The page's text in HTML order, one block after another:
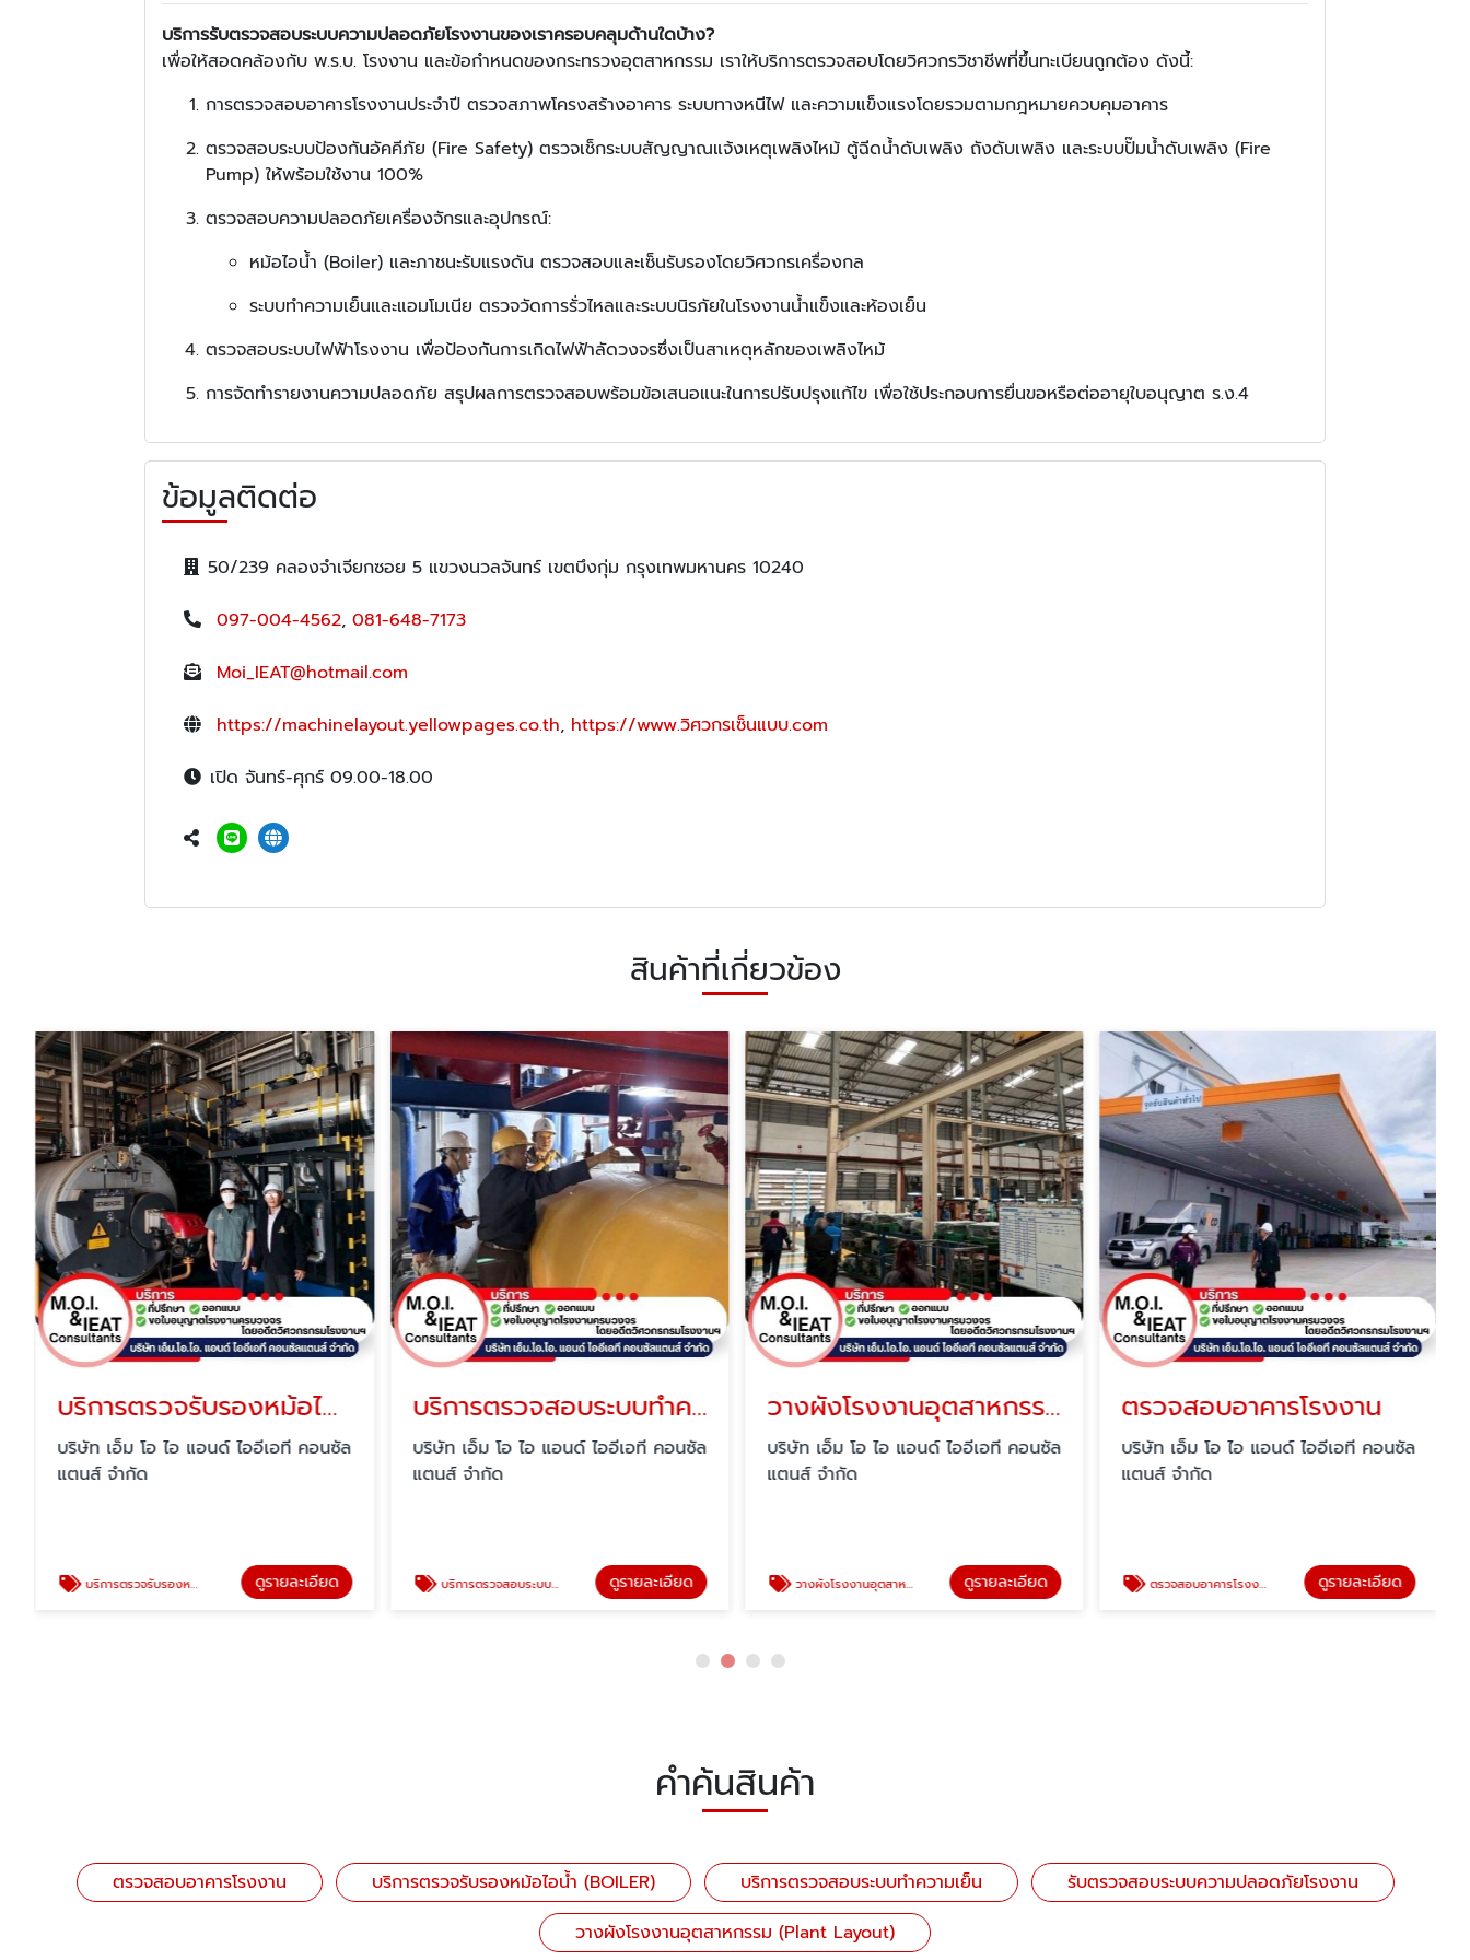
บริการรับตรวจสอบระบบความปลอดภัยโรงงานของเราครอบคลุมด้านใดบ้าง?
เพื่อให้สอดคล้องกับ พ.ร.บ. โรงงาน และข้อกำหนดของกระทรวงอุตสาหกรรม เราให้บริการตรวจสอบโดยวิศวกรวิชาชีพที่ขึ้นทะเบียนถูกต้อง ดังนี้:
การตรวจสอบอาคารโรงงานประจำปี ตรวจสภาพโครงสร้างอาคาร ระบบทางหนีไฟ และความแข็งแรงโดยรวมตามกฎหมายควบคุมอาคาร
ตรวจสอบระบบป้องกันอัคคีภัย (Fire Safety) ตรวจเช็กระบบสัญญาณแจ้งเหตุเพลิงไหม้ ตู้ฉีดน้ำดับเพลิง ถังดับเพลิง และระบบปั๊มน้ำดับเพลิง (Fire
Pump) ให้พร้อมใช้งาน 100%
ตรวจสอบความปลอดภัยเครื่องจักรและอุปกรณ์:
หม้อไอน้ำ (Boiler) และภาชนะรับแรงดัน ตรวจสอบและเซ็นรับรองโดยวิศวกรเครื่องกล
ระบบทำความเย็นและแอมโมเนีย ตรวจวัดการรั่วไหลและระบบนิรภัยในโรงงานน้ำแข็งและห้องเย็น
ตรวจสอบระบบไฟฟ้าโรงงาน เพื่อป้องกันการเกิดไฟฟ้าลัดวงจรซึ่งเป็นสาเหตุหลักของเพลิงไหม้
การจัดทำรายงานความปลอดภัย สรุปผลการตรวจสอบพร้อมข้อเสนอแนะในการปรับปรุงแก้ไข เพื่อใช้ประกอบการยื่นขอหรือต่ออายุใบอนุญาต ร.ง.4
ข้อมูลติดต่อ
50/239 คลองจำเจียกซอย 5 แขวงนวลจันทร์ เขตบึงกุ่ม กรุงเทพมหานคร 10240
097-004-4562, 081-648-7173
Moi_IEAT@hotmail.com
https://machinelayout.yellowpages.co.th, https://www.วิศวกรเซ็นแบบ.com
เปิด จันทร์-ศุกร์ 09.00-18.00
สินค้าที่เกี่ยวข้อง
บริการตรวจรับรองหม้อไอน้ำ (BOILER)
บริษัท เอ็ม โอ ไอ แอนด์ ไออีเอที คอนซัล
แตนส์ จำกัด
บริการตรวจรับรองหม้อไอน้ำ (BOILER) ดูรายละเอียด
บริการตรวจสอบระบบทำความเย็น
บริษัท เอ็ม โอ ไอ แอนด์ ไออีเอที คอนซัล
แตนส์ จำกัด
บริการตรวจสอบระบบทำความเย็น ดูรายละเอียด
วางผังโรงงานอุตสาหกรรม (Plant Layout)
บริษัท เอ็ม โอ ไอ แอนด์ ไออีเอที คอนซัล
แตนส์ จำกัด
วางผังโรงงานอุตสาหกรรม (Plant Layout) ดูรายละเอียด
ตรวจสอบอาคารโรงงาน
บริษัท เอ็ม โอ ไอ แอนด์ ไออีเอที คอนซัล
แตนส์ จำกัด
ตรวจสอบอาคารโรงงาน ดูรายละเอียด
คำค้นสินค้า
ตรวจสอบอาคารโรงงาน บริการตรวจรับรองหม้อไอน้ำ (BOILER) บริการตรวจสอบระบบทำความเย็น
รับตรวจสอบระบบความปลอดภัยโรงงาน
วางผังโรงงานอุตสาหกรรม (Plant Layout)